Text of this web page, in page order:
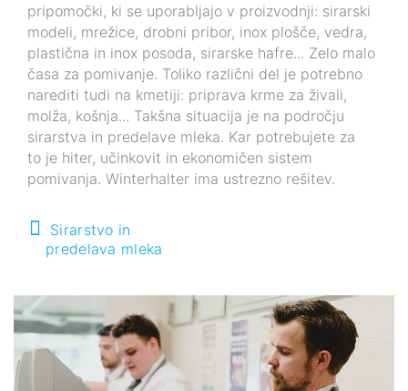
pripomočki, ki se uporabljajo v proizvodnji: sirarski
modeli, mrežice, drobni pribor, inox plošče, vedra,
plastična in inox posoda, sirarske hafre... Zelo malo
časa za pomivanje. Toliko različni del je potrebno
narediti tudi na kmetiji: priprava krme za živali,
molža, košnja... Takšna situacija je na področju
sirarstva in predelave mleka. Kar potrebujete za
to je hiter, učinkovit in ekonomičen sistem
pomivanja. Winterhalter ima ustrezno rešitev.
Sirarstvo in
predelava mleka